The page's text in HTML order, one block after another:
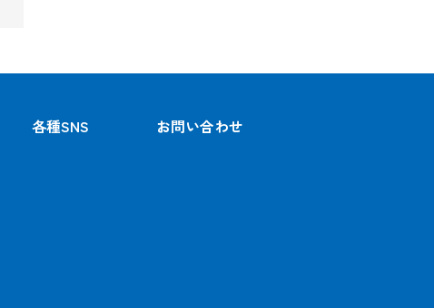
各種SNS お問い合わせ